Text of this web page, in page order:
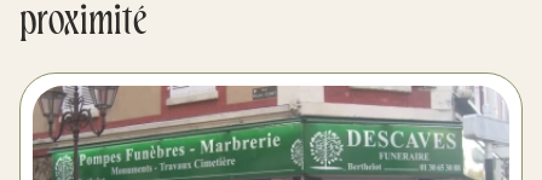
proximité